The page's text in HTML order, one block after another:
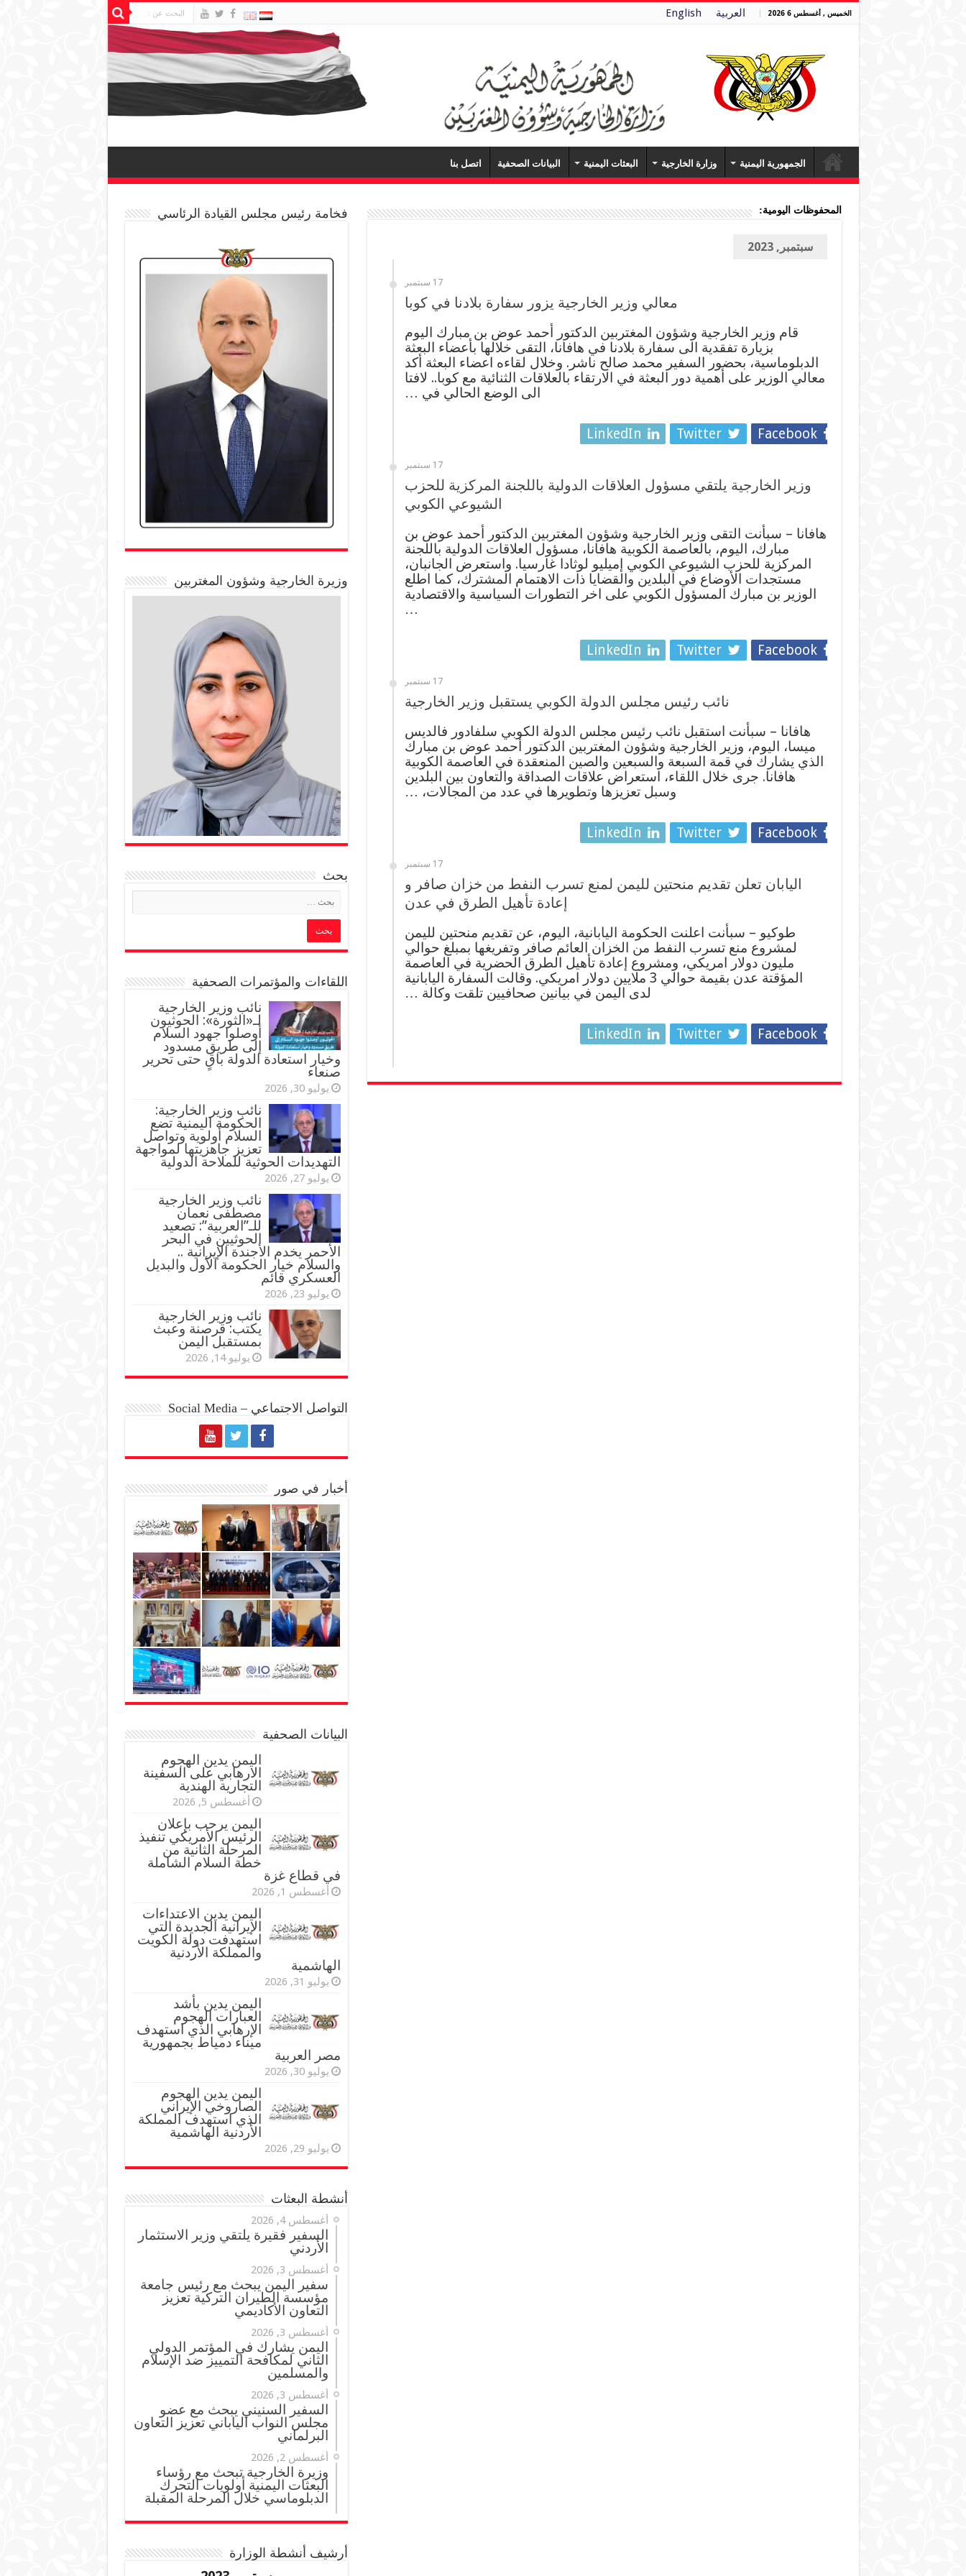
الخميس , أغسطس 6 2026 العربية English
الجمهورية اليمنية وزارة الخارجية البعثات اليمنية البيانات الصحفية اتصل بنا
المحفوظات اليومية:
سبتمبر, 2023
17 سبتمبر
معالي وزير الخارجية يزور سفارة بلادنا في كوبا
قام وزير الخارجية وشؤون المغتربين الدكتور أحمد عوض بن مبارك اليوم
بزيارة تفقدية الى سفارة بلادنا في هافانا، التقى خلالها بأعضاء البعثة
الدبلوماسية، بحضور السفير محمد صالح ناشر. وخلال لقاءه اعضاء البعثة أكد
معالي الوزير على أهمية دور البعثة في الارتقاء بالعلاقات الثنائية مع كوبا.. لافتا
الى الوضع الحالي في …
Facebook
Twitter
LinkedIn
17 سبتمبر
وزير الخارجية يلتقي مسؤول العلاقات الدولية باللجنة المركزية للحزب
الشيوعي الكوبي
هافانا – سبأنت التقى وزير الخارجية وشؤون المغتربين الدكتور أحمد عوض بن
مبارك، اليوم، بالعاصمة الكوبية هافانا، مسؤول العلاقات الدولية باللجنة
المركزية للحزب الشيوعي الكوبي إميليو لوثادا غارسيا. واستعرض الجانبان،
مستجدات الأوضاع في البلدين والقضايا ذات الاهتمام المشترك، كما اطلع
الوزير بن مبارك المسؤول الكوبي على اخر التطورات السياسية والاقتصادية
…
Facebook
Twitter
LinkedIn
17 سبتمبر
نائب رئيس مجلس الدولة الكوبي يستقبل وزير الخارجية
هافانا – سبأنت استقبل نائب رئيس مجلس الدولة الكوبي سلفادور فالديس
ميسا، اليوم، وزير الخارجية وشؤون المغتربين الدكتور أحمد عوض بن مبارك
الذي يشارك في قمة السبعة والسبعين والصين المنعقدة في العاصمة الكوبية
هافانا. جرى خلال اللقاء، استعراض علاقات الصداقة والتعاون بين البلدين
وسبل تعزيزها وتطويرها في عدد من المجالات، …
Facebook
Twitter
LinkedIn
17 سبتمبر
اليابان تعلن تقديم منحتين لليمن لمنع تسرب النفط من خزان صافر و
إعادة تأهيل الطرق في عدن
طوكيو – سبأنت اعلنت الحكومة اليابانية، اليوم، عن تقديم منحتين لليمن
لمشروع منع تسرب النفط من الخزان العائم صافر وتفريغها بمبلغ حوالي
مليون دولار امريكي، ومشروع إعادة تأهيل الطرق الحضرية في العاصمة
المؤقتة عدن بقيمة حوالي 3 ملايين دولار امريكي. وقالت السفارة اليابانية
لدى اليمن في بيانين صحافيين تلقت وكالة …
Facebook
Twitter
LinkedIn
فخامة رئيس مجلس القيادة الرئاسي
وزيرة الخارجية وشؤون المغتربين
بحث
اللقاءات والمؤتمرات الصحفية
‏نائب وزير الخارجية
لـ«الثورة»: الحوثيون
أوصلوا جهود السلام
إلى طريق مسدود
وخيار استعادة الدولة باقٍ حتى تحرير
صنعاء
يوليو 30, 2026
نائب وزير الخارجية:
الحكومة اليمنية تضع
السلام أولوية وتواصل
تعزيز جاهزيتها لمواجهة
التهديدات الحوثية للملاحة الدولية
يوليو 27, 2026
نائب وزير الخارجية
مصطفى نعمان
للـ”العربية”: تصعيد
الحوثيين في البحر
الأحمر يخدم الأجندة الإيرانية ..
والسلام خيار الحكومة الأول والبديل
العسكري قائم
يوليو 23, 2026
نائب وزير الخارجية
يكتب: قرصنة وعبث
بمستقبل اليمن
يوليو 14, 2026
التواصل الاجتماعي – Social Media
أخبار في صور
البيانات الصحفية
اليمن يدين الهجوم
الارهابي على السفينة
التجارية الهندية
أغسطس 5, 2026
اليمن يرحب بإعلان
الرئيس الأمريكي تنفيذ
المرحلة الثانية من
خطة السلام الشاملة
في قطاع غزة
أغسطس 1, 2026
اليمن يدين الاعتداءات
الإيرانية الجديدة التي
استهدفت دولة الكويت
والمملكة الأردنية
الهاشمية
يوليو 31, 2026
اليمن يدين بأشد
العبارات الهجوم
الإرهابي الذي استهدف
ميناء دمياط بجمهورية
مصر العربية
يوليو 30, 2026
اليمن يدين الهجوم
الصاروخي الإيراني
الذي استهدف المملكة
الأردنية الهاشمية
يوليو 29, 2026
أنشطة البعثات
أغسطس 4, 2026
السفير فقيرة يلتقي وزير الاستثمار
الأردني
أغسطس 3, 2026
سفير اليمن يبحث مع رئيس جامعة
مؤسسة الطيران التركية تعزيز
التعاون الأكاديمي
أغسطس 3, 2026
اليمن يشارك في المؤتمر الدولي
الثاني لمكافحة التمييز ضد الإسلام
والمسلمين
أغسطس 3, 2026
السفير السنيني يبحث مع عضو
مجلس النواب الياباني تعزيز التعاون
البرلماني
أغسطس 2, 2026
وزيرة الخارجية تبحث مع رؤساء
البعثات اليمنية أولويات التحرك
الدبلوماسي خلال المرحلة المقبلة
أرشيف أنشطة الوزارة